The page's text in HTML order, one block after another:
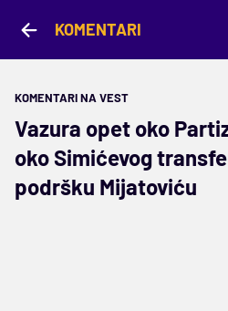
KOMENTARI
KOMENTARI NA VEST
Vazura opet oko
oko Simićevog
podršku Mijatoviću